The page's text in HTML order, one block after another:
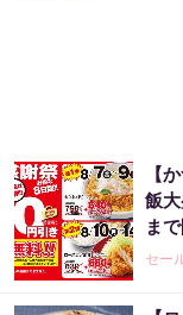
【
飯
ま
セー